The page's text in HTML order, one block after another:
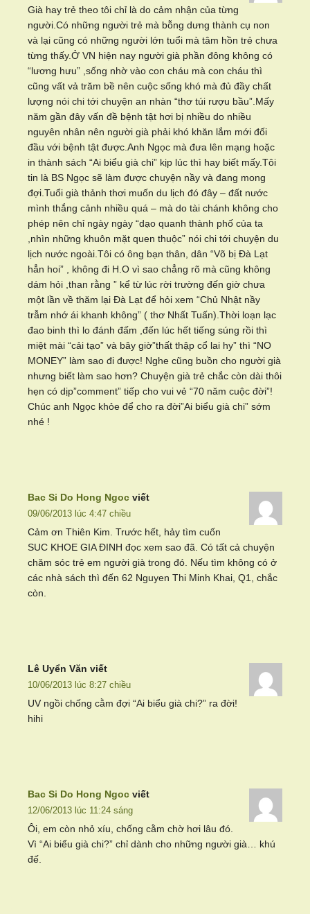
Già hay trẻ theo tôi chỉ là do cảm nhận của từng
người.Có những người trẻ mà bỗng dưng thành cụ non
và lại cũng có những người lớn tuổi mà tâm hồn trẻ chưa
từng thấy.Ở VN hiện nay người già phần đông không có
“lương hưu” ,sống nhờ vào con cháu mà con cháu thì
cũng vất vả trăm bề nên cuộc sống khó mà đủ đầy chất
lượng nói chi tới chuyện an nhàn “thơ túi rượu bầu”.Mấy
năm gần đây vấn đề bệnh tật hơi bị nhiều do nhiều
nguyên nhân nên người già phải khó khăn lắm mới đối
đầu với bệnh tật được.Anh Ngọc mà đưa lên mạng hoặc
in thành sách “Ai biểu già chi” kịp lúc thì hay biết mấy.Tôi
tin là BS Ngọc sẽ làm được chuyện nầy và đang mong
đợi.Tuổi già thảnh thơi muốn du lịch đó đây – đất nước
mình thắng cảnh nhiều quá – mà do tài chánh không cho
phép nên chỉ ngày ngày “dạo quanh thành phố của ta
,nhìn những khuôn mặt quen thuộc” nói chi tới chuyện du
lịch nước ngoài.Tôi có ông bạn thân, dân “Võ bị Đà Lạt
hẳn hoi” , không đi H.O vì sao chẳng rõ mà cũng không
dám hỏi ,than rằng ” kể từ lúc rời trường đến giờ chưa
một lần về thăm lại Đà Lạt để hỏi xem “Chủ Nhật nầy
trẫm nhớ ái khanh không” ( thơ Nhất Tuấn).Thời loạn lạc
đao binh thì lo đánh đấm ,đến lúc hết tiếng súng rồi thì
miệt mài “cải tạo” và bây giờ”thất thập cổ lai hy” thì “NO
MONEY” làm sao đi được! Nghe cũng buồn cho người già
nhưng biết làm sao hơn? Chuyện già trẻ chắc còn dài thôi
hẹn có dịp”comment” tiếp cho vui vẻ “70 năm cuộc đời”!
Chúc anh Ngọc khỏe để cho ra đời”Ai biểu già chi” sớm
nhé !
Bac Si Do Hong Ngoc viết
09/06/2013 lúc 4:47 chiều
Cảm ơn Thiên Kim. Trước hết, hảy tìm cuốn
SUC KHOE GIA ĐINH đọc xem sao đã. Có tất cả chuyện
chăm sóc trẻ em người già trong đó. Nếu tìm không có ở
các nhà sách thì đến 62 Nguyen Thi Minh Khai, Q1, chắc
còn.
Lê Uyển Văn viết
10/06/2013 lúc 8:27 chiều
UV ngồi chống cằm đợi “Ai biểu già chi?” ra đời!
hihi
Bac Si Do Hong Ngoc viết
12/06/2013 lúc 11:24 sáng
Ôi, em còn nhỏ xíu, chống cằm chờ hơi lâu đó.
Vì “Ai biểu già chi?” chỉ dành cho những người già… khú
đế.